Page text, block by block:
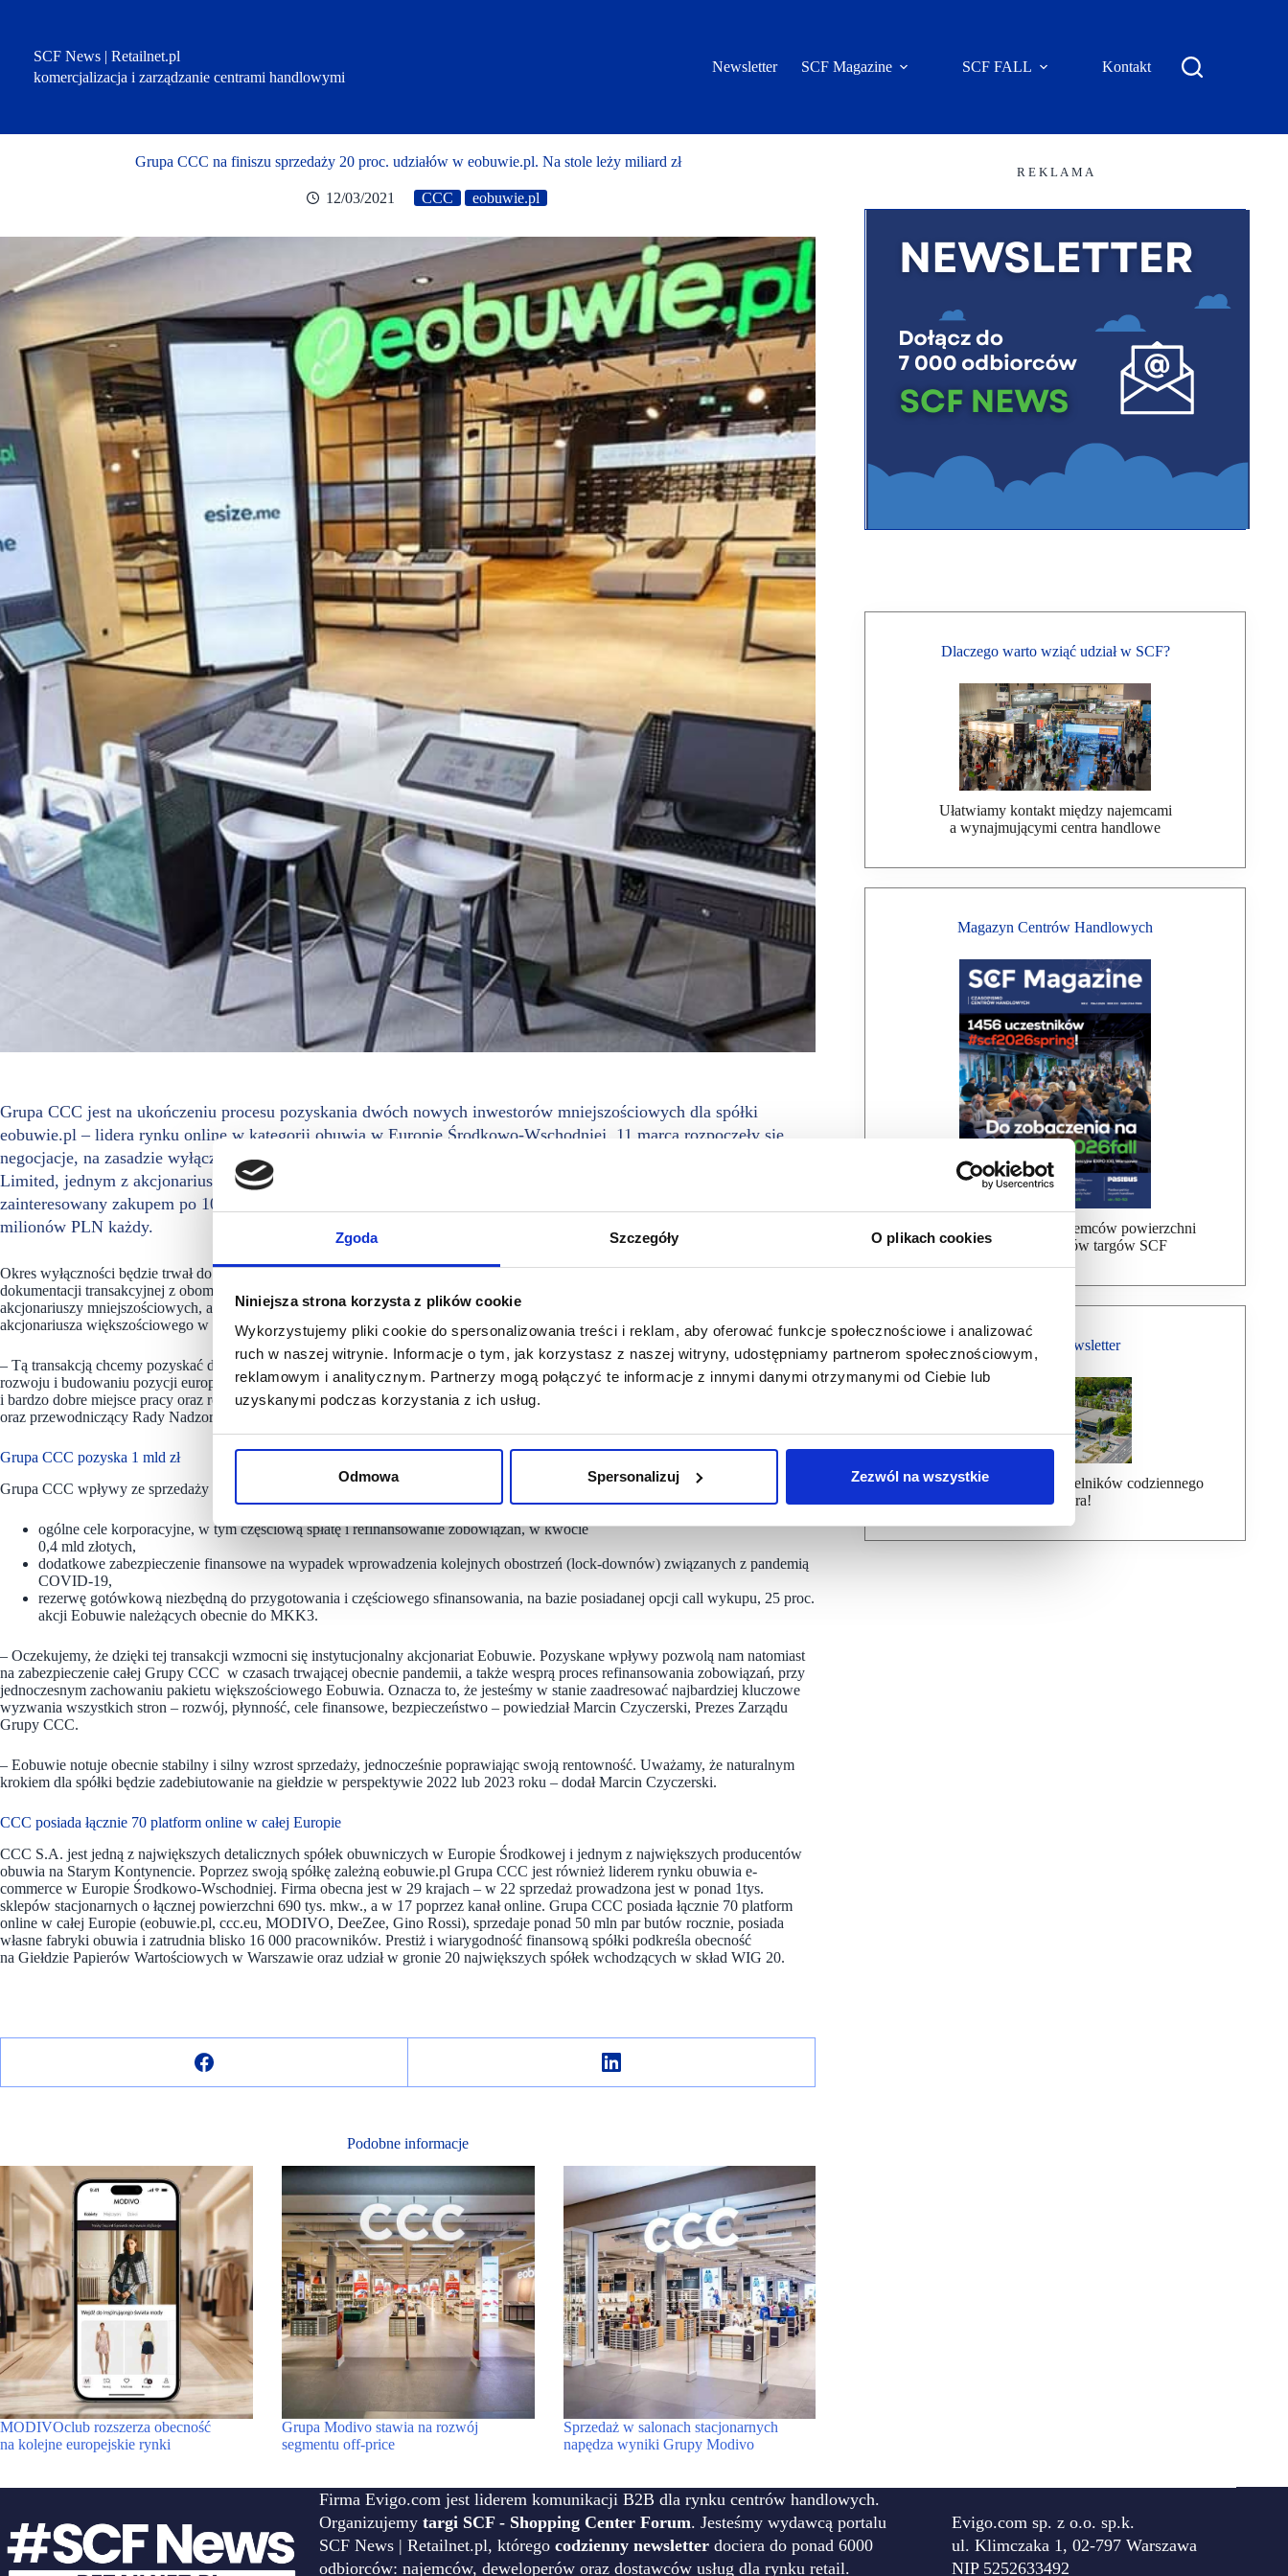
Zgoda Szczegóły O plikach cookies
Niniejsza strona korzysta z plików cookie
Wykorzystujemy pliki cookie do spersonalizowania treści i reklam, aby oferować funkcje społecznościowe i analizować
ruch w naszej witrynie. Informacje o tym, jak korzystasz z naszej witryny, udostępniamy partnerom społecznościowym,
reklamowym i analitycznym. Partnerzy mogą połączyć te informacje z innymi danymi otrzymanymi od Ciebie lub
uzyskanymi podczas korzystania z ich usług.
Odmowa Spersonalizuj Zezwól na wszystkie
SCF News | Retailnet.pl
komercjalizacja i zarządzanie centrami handlowymi
Newsletter SCF Magazine SCF FALL Kontakt
Grupa CCC na finiszu sprzedaży 20 proc. udziałów w eobuwie.pl. Na stole leży miliard zł
12/03/2021 CCC eobuwie.pl
Grupa CCC jest na ukończeniu procesu pozyskania dwóch nowych inwestorów mniejszościowych dla spółki
eobuwie.pl – lidera rynku online w kategorii obuwia w Europie Środkowo-Wschodniej. 11 marca rozpoczęły się
negocjacje, na zasadzie wyłączności, z dwoma wybranymi inwestorami – Cyfrowy Polsat S.A. i A&R Investments
Limited, jednym z akcjonariuszy spółki prawa luksemburskiego InPost S.A. Każdy z wymienionych podmiotów jest
zainteresowany zakupem po 10 proc. udziałów Eobuwie od Grupy CCC w ramach transakcji pre-IPO, za kwotę 500
milionów PLN każdy.
Okres wyłączności będzie trwał do 31 marca 2021 r. – w tym czasie planowane jest wynegocjowanie i podpisanie finalnej
dokumentacji transakcyjnej z oboma inwestorami. Wspomniana transakcja zapewni spółce Eobuwie pozyskanie nowych, silnych
akcjonariuszy mniejszościowych, a Grupie CCC pozyskanie środków w wysokości 1 mld PLN i jednoczesne utrzymanie pozycji
akcjonariusza większościowego w Eobuwie.
– Tą transakcją chcemy pozyskać dla Eobuwie renomowanych inwestorów, którzy wesprą firmę i jej zespół w dalszym, szybkim
rozwoju i budowaniu pozycji europejskiego lidera w sprzedaży obuwia online. Pracownicy Eobuwia stworzyli unikatową firmę
i bardzo dobre miejsce pracy oraz rozwoju – powiedział Dariusz Miłek, Przewodniczący Rady Nadzorczej eobuwie.pl
oraz przewodniczący Rady Nadzorczej CCC SA.
Grupa CCC pozyska 1 mld zł
Grupa CCC wpływy ze sprzedaży mniejszościowego pakietu 20 proc. akcji Eobuwie planuje przeznaczyć na:
ogólne cele korporacyjne, w tym częściową spłatę i refinansowanie zobowiązań, w kwocie
0,4 mld złotych,
dodatkowe zabezpieczenie finansowe na wypadek wprowadzenia kolejnych obostrzeń (lock-downów) związanych z pandemią
COVID-19,
rezerwę gotówkową niezbędną do przygotowania i częściowego sfinansowania, na bazie posiadanej opcji call wykupu, 25 proc.
akcji Eobuwie należących obecnie do MKK3.
– Oczekujemy, że dzięki tej transakcji wzmocni się instytucjonalny akcjonariat Eobuwie. Pozyskane wpływy pozwolą nam natomiast
na zabezpieczenie całej Grupy CCC w czasach trwającej obecnie pandemii, a także wesprą proces refinansowania zobowiązań, przy
jednoczesnym zachowaniu pakietu większościowego Eobuwia. Oznacza to, że jesteśmy w stanie zaadresować najbardziej kluczowe
wyzwania wszystkich stron – rozwój, płynność, cele finansowe, bezpieczeństwo – powiedział Marcin Czyczerski, Prezes Zarządu
Grupy CCC.
– Eobuwie notuje obecnie stabilny i silny wzrost sprzedaży, jednocześnie poprawiając swoją rentowność. Uważamy, że naturalnym
krokiem dla spółki będzie zadebiutowanie na giełdzie w perspektywie 2022 lub 2023 roku – dodał Marcin Czyczerski.
CCC posiada łącznie 70 platform online w całej Europie
CCC S.A. jest jedną z największych detalicznych spółek obuwniczych w Europie Środkowej i jednym z największych producentów
obuwia na Starym Kontynencie. Poprzez swoją spółkę zależną eobuwie.pl Grupa CCC jest również liderem rynku obuwia e-
commerce w Europie Środkowo-Wschodniej. Firma obecna jest w 29 krajach – w 22 sprzedaż prowadzona jest w ponad 1tys.
sklepów stacjonarnych o łącznej powierzchni 690 tys. mkw., a w 17 poprzez kanał online. Grupa CCC posiada łącznie 70 platform
online w całej Europie (eobuwie.pl, ccc.eu, MODIVO, DeeZee, Gino Rossi), sprzedaje ponad 50 mln par butów rocznie, posiada
własne fabryki obuwia i zatrudnia blisko 16 000 pracowników. Prestiż i wiarygodność finansową spółki podkreśla obecność
na Giełdzie Papierów Wartościowych w Warszawie oraz udział w gronie 20 największych spółek wchodzących w skład WIG 20.
Podobne informacje
MODIVOclub rozszerza obecność
na kolejne europejskie rynki
Grupa Modivo stawia na rozwój
segmentu off-price
Sprzedaż w salonach stacjonarnych
napędza wyniki Grupy Modivo
R E K L A M A
Dlaczego warto wziąć udział w SCF?
Ułatwiamy kontakt między najemcami
a wynajmującymi centra handlowe
Magazyn Centrów Handlowych
Bezpłatna wysyłka dla najemców powierzchni
handlowej, uczestników targów SCF
Bezpłatny Newsletter
Dołącz do ponad 7000 czytelników codziennego
newslettera!
Firma Evigo.com jest liderem komunikacji B2B dla rynku centrów handlowych.
Organizujemy targi SCF - Shopping Center Forum. Jesteśmy wydawcą portalu
SCF News | Retailnet.pl, którego codzienny newsletter dociera do ponad 6000
odbiorców: najemców, deweloperów oraz dostawców usług dla rynku retail.
Evigo.com sp. z o.o. sp.k.
ul. Klimczaka 1, 02-797 Warszawa
NIP 5252633492